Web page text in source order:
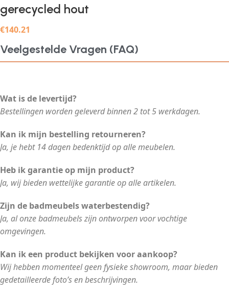
gerecycled hout
€140.21
Veelgestelde Vragen (FAQ)
Wat is de levertijd?
Bestellingen worden geleverd binnen 2 tot 5 werkdagen.
Kan ik mijn bestelling retourneren?
Ja, je hebt 14 dagen bedenktijd op alle meubelen.
Heb ik garantie op mijn product?
Ja, wij bieden wettelijke garantie op alle artikelen.
Zijn de badmeubels waterbestendig?
Ja, al onze badmeubels zijn ontworpen voor vochtige
omgevingen.
Kan ik een product bekijken voor aankoop?
Wij hebben momenteel geen fysieke showroom, maar bieden
gedetailleerde foto’s en beschrijvingen.